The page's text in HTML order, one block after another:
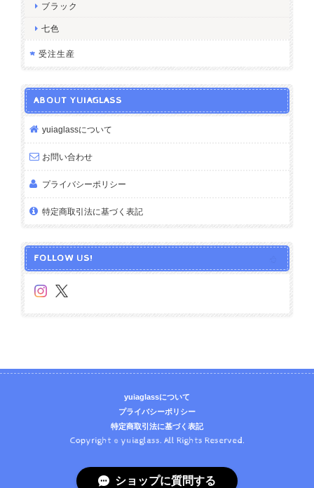
ブラック
七色
受注生産
ABOUT YUIAGLASS
yuiaglassについて
お問い合わせ
プライバシーポリシー
特定商取引法に基づく表記
FOLLOW US!
yuiaglassについて
プライバシーポリシー
特定商取引法に基づく表記
Copyright © yuiaglass. All Rights Reserved.
ショップに質問する